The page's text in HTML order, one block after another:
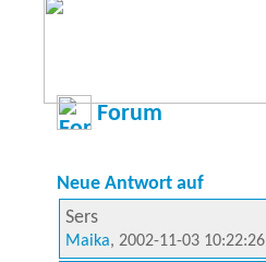
Forum
Neue Antwort auf
Sers
Maika, 2002-11-03 10:22:26